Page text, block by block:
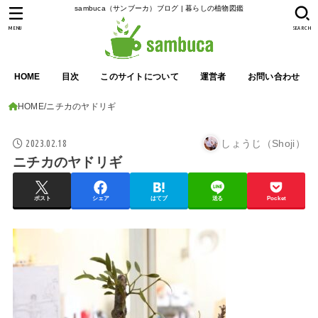
sambuca（サンブーカ）ブログ | 暮らしの植物図鑑
HOME 目次 このサイトについて 運営者 お問い合わせ
SEARCH
MENU
HOME ニチカのヤドリギ
2023.02.18 しょうじ（Shoji）
ニチカのヤドリギ
ポスト シェア はてブ 送る Pocket